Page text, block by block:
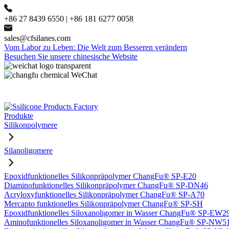
+86 27 8439 6550 | +86 181 6277 0058
sales@cfsilanes.com
Vom Labor zu Leben: Die Welt zum Besseren verändern
Besuchen Sie unsere chinesische Website
Produkte
Silikonpolymere
Silanoligomere
Epoxidfunktionelles Silikonpräpolymer ChangFu® SP-E20
Diaminofunktionelles Silikonpräpolymer ChangFu® SP-DN46
Acryloxyfunktionelles Silikonpräpolymer ChangFu® SP-A70
Mercapto funktionelles Silikonpräpolymer ChangFu® SP-SH
Epoxidfunktionelles Siloxanoligomer in Wasser ChangFu® SP-
Aminofunktionelles Siloxanoligomer in Wasser ChangFu® SP-